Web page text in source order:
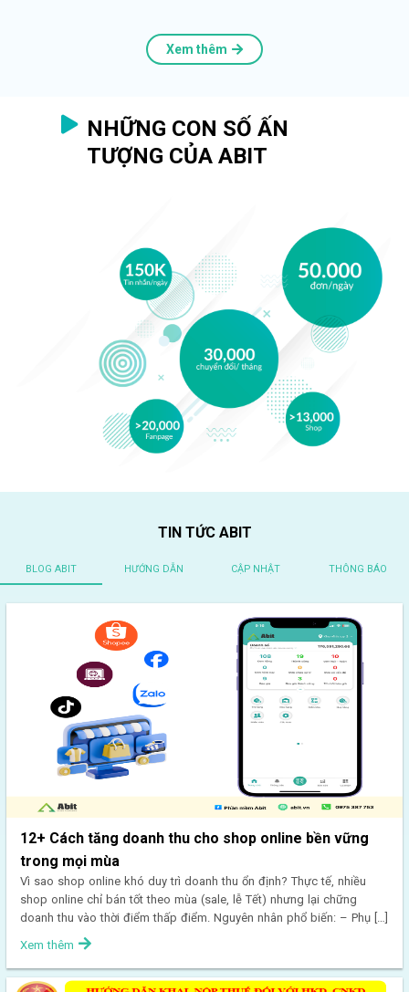
Xem thêm
NHỮNG CON SỐ ẤN
TƯỢNG CỦA ABIT
TIN TỨC ABIT
BLOG ABIT HƯỚNG DẪN CẬP NHẬT THÔNG BÁO
12+ Cách tăng doanh thu cho shop online bền vững
trong mọi mùa
Vì sao shop online khó duy trì doanh thu ổn định? Thực tế, nhiều
shop online chỉ bán tốt theo mùa (sale, lễ Tết) nhưng lại chững
doanh thu vào thời điểm thấp điểm. Nguyên nhân phổ biến: – Phụ […]
Xem thêm